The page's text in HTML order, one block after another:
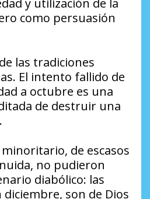
y utilización de la
como persuasión
las tradiciones
El intento fallido de
a octubre es una
de destruir una
de escasos
no pudieron
diabólico: las
diciembre, son de Dios